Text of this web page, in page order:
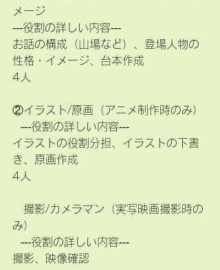
メージ
‐‐‐役割の詳しい内容‐‐‐
お話の構成（山場など）、登場人物の
性格・イメージ、台本作成
4人
②イラスト/原画（アニメ制作時のみ）
  ‐‐‐役割の詳しい内容‐‐‐
イラストの役割分担、イラストの下書
き、原画作成
4人
撮影/カメラマン（実写映画撮影時の
み）
  ‐‐‐役割の詳しい内容‐‐‐
撮影、映像確認